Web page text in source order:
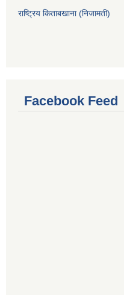
राष्ट्रिय किताबखाना (निजामती)
Facebook Feed